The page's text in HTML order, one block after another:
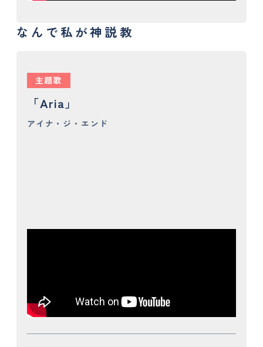
なんで私が神説教
主題歌
「Aria」
アイナ・ジ・エンド